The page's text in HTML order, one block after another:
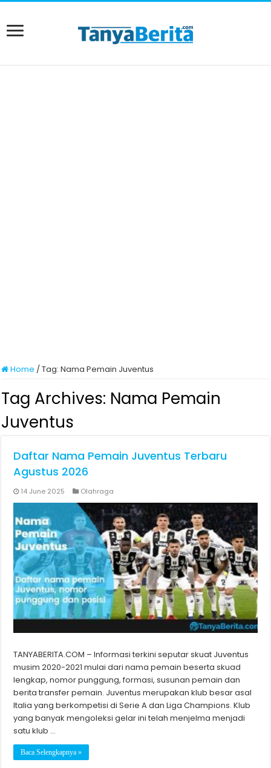
Home /Tag:Nama Pemain Juventus
Tag Archives: Nama Pemain
Juventus
Daftar Nama Pemain Juventus Terbaru
Agustus 2026
14 June 2025 Olahraga
TANYABERITA.COM – Informasi terkini seputar skuat Juventus
musim 2020-2021 mulai dari nama pemain beserta skuad
lengkap, nomor punggung, formasi, susunan pemain dan
berita transfer pemain. Juventus merupakan klub besar asal
Italia yang berkompetisi di Serie A dan Liga Champions. Klub
yang banyak mengoleksi gelar ini telah menjelma menjadi
satu klub …
Baca Selengkapnya »